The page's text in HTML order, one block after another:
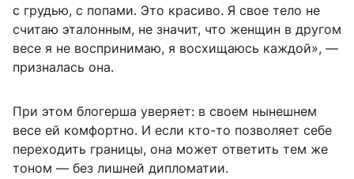
с грудью, с попами. Это красиво. Я свое тело не
считаю эталонным, не значит, что женщин в другом
весе я не воспринимаю, я восхищаюсь каждой», —
призналась она.
При этом блогерша уверяет: в своем нынешнем
весе ей комфортно. И если кто-то позволяет себе
переходить границы, она может ответить тем же
тоном — без лишней дипломатии.